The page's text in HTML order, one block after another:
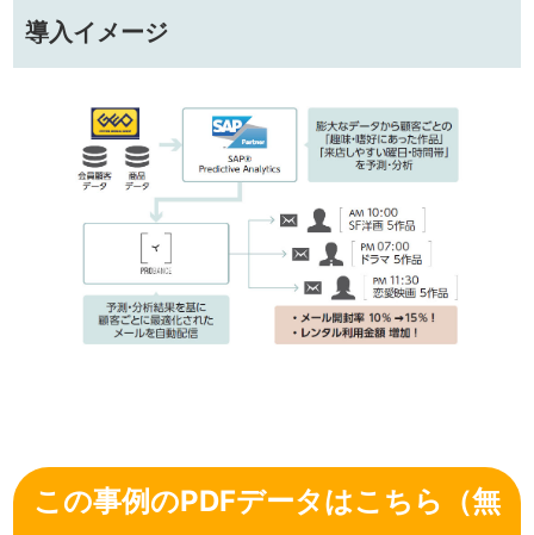
導入イメージ
この事例のPDFデータはこちら（無